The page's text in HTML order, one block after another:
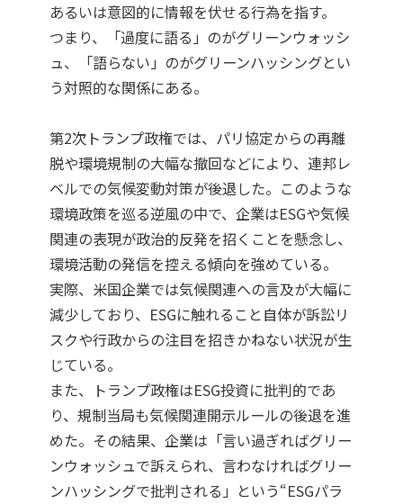
あるいは意図的に情報を伏せる行為を指す。
つまり、「過度に語る」のがグリーンウォッシ
ュ、「語らない」のがグリーンハッシングとい
う対照的な関係にある。
第2次トランプ政権では、パリ協定からの再離
脱や環境規制の大幅な撤回などにより、連邦レ
ベルでの気候変動対策が後退した。このような
環境政策を巡る逆風の中で、企業はESGや気候
関連の表現が政治的反発を招くことを懸念し、
環境活動の発信を控える傾向を強めている。
実際、米国企業では気候関連への言及が大幅に
減少しており、ESGに触れること自体が訴訟リ
スクや行政からの注目を招きかねない状況が生
じている。
また、トランプ政権はESG投資に批判的であ
り、規制当局も気候関連開示ルールの後退を進
めた。その結果、企業は「言い過ぎればグリー
ンウォッシュで訴えられ、言わなければグリー
ンハッシングで批判される」という“ESGパラ